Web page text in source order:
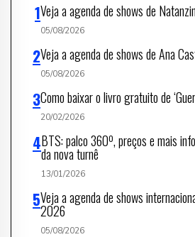
Veja a agenda de shows de
05/08/2026
Veja a agenda de shows de Ana
05/08/2026
Como baixar o livro gratuito de
20/02/2026
BTS: palco 360º, preços e mais
da nova turnê
13/01/2026
Veja a agenda de shows
2026
05/08/2026